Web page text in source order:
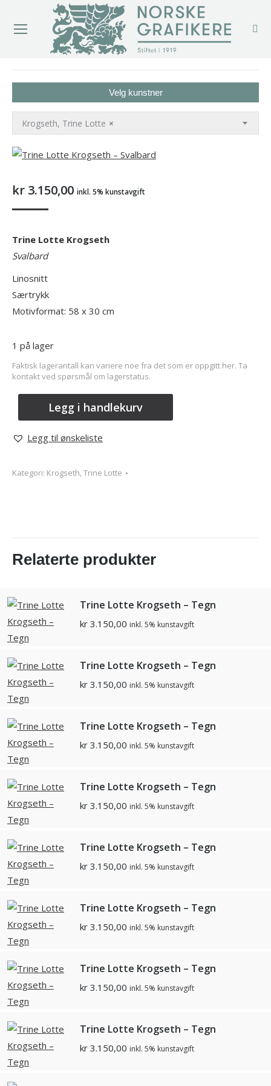
Velg kunstner
×
Krogseth, Trine Lotte
kr 3.150,00 inkl. 5% kunstavgift
Trine Lotte Krogseth
Svalbard
Linosnitt
Særtrykk
Motivformat: 58 x 30 cm
1 på lager
Faktisk lagerantall kan variere noe fra det som er oppgitt her. Ta
kontakt ved spørsmål om lagerstatus.
Legg i handlekurv
Legg til ønskeliste
Kategori: Krogseth, Trine Lotte
Relaterte produkter
Trine Lotte Krogseth – Tegn
kr 3.150,00 inkl. 5% kunstavgift
Trine Lotte Krogseth – Tegn
kr 3.150,00 inkl. 5% kunstavgift
Trine Lotte Krogseth – Tegn
kr 3.150,00 inkl. 5% kunstavgift
Trine Lotte Krogseth – Tegn
kr 3.150,00 inkl. 5% kunstavgift
Trine Lotte Krogseth – Tegn
kr 3.150,00 inkl. 5% kunstavgift
Trine Lotte Krogseth – Tegn
kr 3.150,00 inkl. 5% kunstavgift
Trine Lotte Krogseth – Tegn
kr 3.150,00 inkl. 5% kunstavgift
Trine Lotte Krogseth – Tegn
kr 3.150,00 inkl. 5% kunstavgift